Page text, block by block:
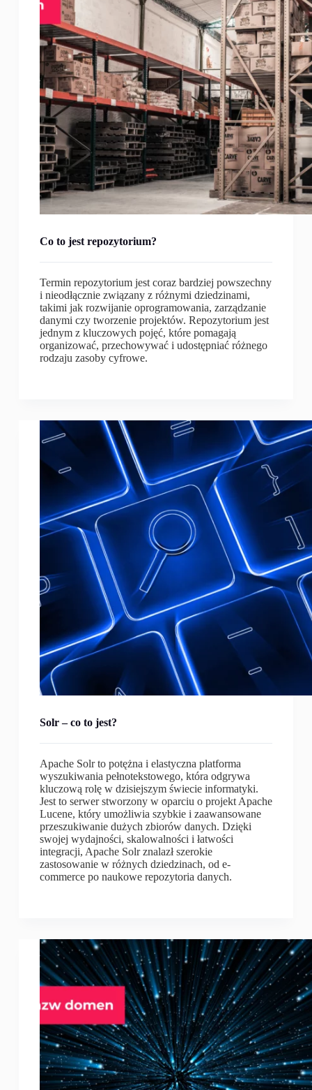
Co to jest repozytorium?
Termin repozytorium jest coraz bardziej powszechny
i nieodłącznie związany z różnymi dziedzinami,
takimi jak rozwijanie oprogramowania, zarządzanie
danymi czy tworzenie projektów. Repozytorium jest
jednym z kluczowych pojęć, które pomagają
organizować, przechowywać i udostępniać różnego
rodzaju zasoby cyfrowe.
Solr – co to jest?
Apache Solr to potężna i elastyczna platforma
wyszukiwania pełnotekstowego, która odgrywa
kluczową rolę w dzisiejszym świecie informatyki.
Jest to serwer stworzony w oparciu o projekt Apache
Lucene, który umożliwia szybkie i zaawansowane
przeszukiwanie dużych zbiorów danych. Dzięki
swojej wydajności, skalowalności i łatwości
integracji, Apache Solr znalazł szerokie
zastosowanie w różnych dziedzinach, od e-
commerce po naukowe repozytoria danych.